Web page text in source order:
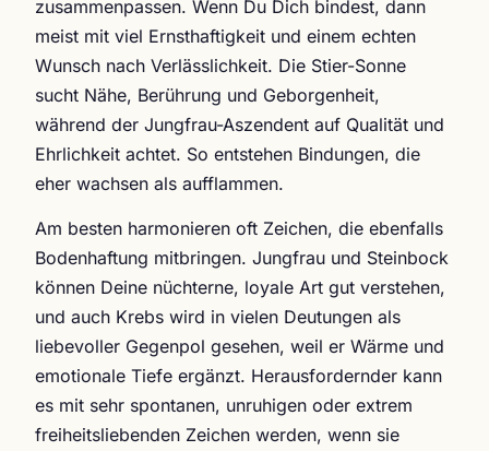
zusammenpassen. Wenn Du Dich bindest, dann
meist mit viel Ernsthaftigkeit und einem echten
Wunsch nach Verlässlichkeit. Die Stier-Sonne
sucht Nähe, Berührung und Geborgenheit,
während der Jungfrau-Aszendent auf Qualität und
Ehrlichkeit achtet. So entstehen Bindungen, die
eher wachsen als aufflammen.
Am besten harmonieren oft Zeichen, die ebenfalls
Bodenhaftung mitbringen. Jungfrau und Steinbock
können Deine nüchterne, loyale Art gut verstehen,
und auch Krebs wird in vielen Deutungen als
liebevoller Gegenpol gesehen, weil er Wärme und
emotionale Tiefe ergänzt. Herausfordernder kann
es mit sehr spontanen, unruhigen oder extrem
freiheitsliebenden Zeichen werden, wenn sie